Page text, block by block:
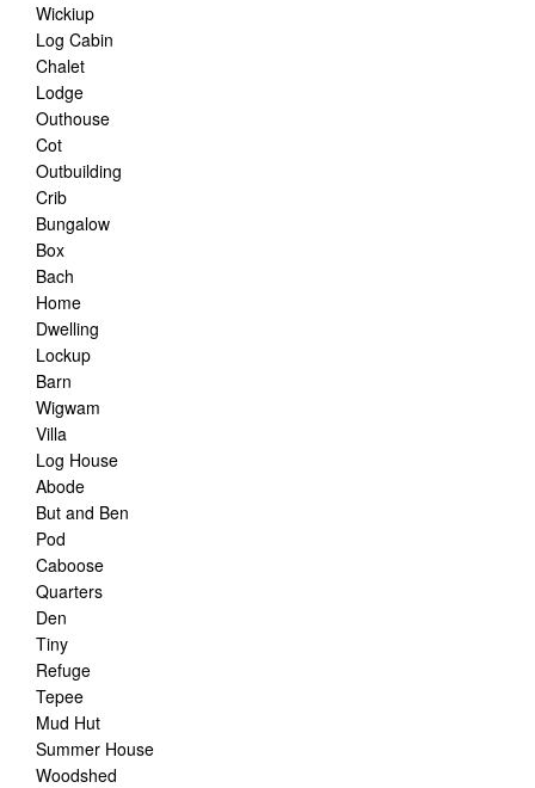
Wickiup
Log Cabin
Chalet
Lodge
Outhouse
Cot
Outbuilding
Crib
Bungalow
Box
Bach
Home
Dwelling
Lockup
Barn
Wigwam
Villa
Log House
Abode
But and Ben
Pod
Caboose
Quarters
Den
Tiny
Refuge
Tepee
Mud Hut
Summer House
Woodshed